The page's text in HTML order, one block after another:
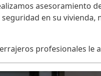
asesoramiento
en su vivienda,
profesionales le